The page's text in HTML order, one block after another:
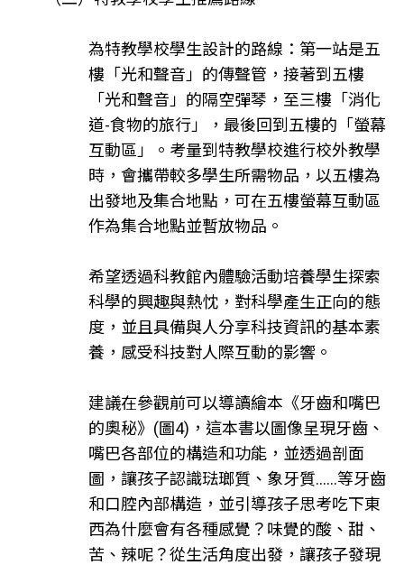
為特教學校學生設計的路線：第一站是五
樓「光和聲音」的傳聲管，接著到五樓
「光和聲音」的隔空彈琴，至三樓「消化
道-食物的旅行」，最後回到五樓的「螢幕
互動區」。考量到特教學校進行校外教學
時，會攜帶較多學生所需物品，以五樓為
出發地及集合地點，可在五樓螢幕互動區
作為集合地點並暫放物品。
希望透過科教館內體驗活動培養學生探索
科學的興趣與熱忱，對科學產生正向的態
度，並且具備與人分享科技資訊的基本素
養，感受科技對人際互動的影響。
建議在參觀前可以導讀繪本《牙齒和嘴巴
的奧秘》(圖4)，這本書以圖像呈現牙齒、
嘴巴各部位的構造和功能，並透過剖面
圖，讓孩子認識琺瑯質、象牙質……等牙齒
和口腔內部構造，並引導孩子思考吃下東
西為什麼會有各種感覺？味覺的酸、甜、
苦、辣呢？從生活角度出發，讓孩子發現